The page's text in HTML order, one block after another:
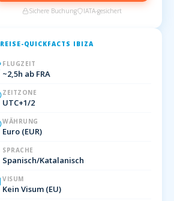
Sichere Buchung IATA-gesichert
REISE-QUICKFACTS IBIZA
FLUGZEIT
~2,5h ab FRA
ZEITZONE
UTC+1/2
WÄHRUNG
Euro (EUR)
SPRACHE
Spanisch/Katalanisch
VISUM
Kein Visum (EU)